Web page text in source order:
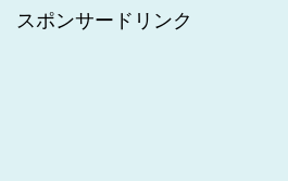
スポンサードリンク